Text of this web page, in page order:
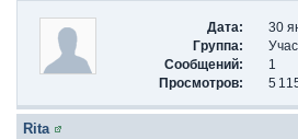
Дата:
30
Группа:
Сообщений:
1
Просмотров:
5
Rita